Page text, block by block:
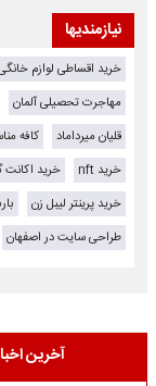
نیازمندیها
خرید اقساطی لوازم
مهاجرت تحصیلی آلمان
قلیان میرداماد
کافه
خرید nft
خرید اکانت
خرید پرینتر لیبل زن
طراحی سایت در اصفهان
آخرین